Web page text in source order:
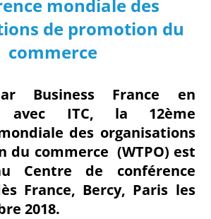
mondiale des
de promotion du
commerce
Business France en
avec ITC, la 12ème
des organisations
du commerce (WTPO) est
Centre de conférence
France, Bercy, Paris les
2018.